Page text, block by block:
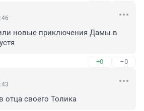
новые приключения Дамы в
+0 –0
отца своего Толика